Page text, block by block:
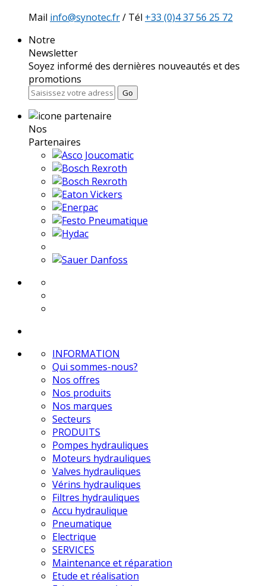
Mail info@synotec.fr/ Tél +33 (0)4 37 56 25 72
Notre
Newsletter
Soyez informé des dernières nouveautés et des
promotions
Go
Nos
Partenaires
INFORMATION
Qui sommes-nous?
Nos offres
Nos produits
Nos marques
Secteurs
PRODUITS
Pompes hydrauliques
Moteurs hydrauliques
Valves hydrauliques
Vérins hydrauliques
Filtres hydrauliques
Accu hydraulique
Pneumatique
Electrique
SERVICES
Maintenance et réparation
Etude et réalisation